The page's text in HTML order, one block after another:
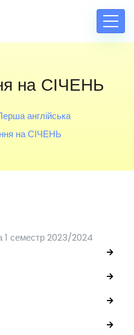
на СІЧЕНЬ
англійська
на СІЧЕНЬ
1 семестр 2023/2024